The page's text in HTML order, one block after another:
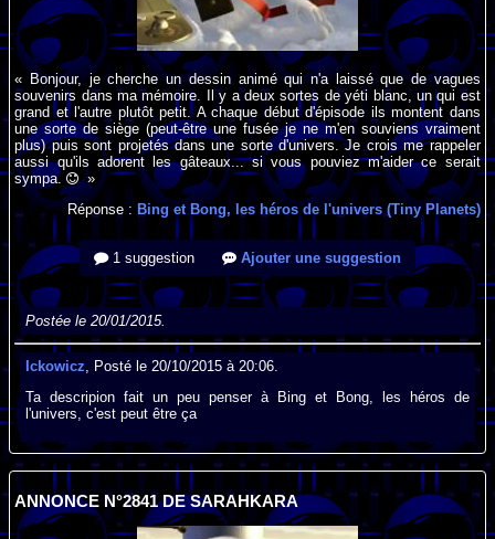
« Bonjour, je cherche un dessin animé qui n'a laissé que de vagues
souvenirs dans ma mémoire. Il y a deux sortes de yéti blanc, un qui est
grand et l'autre plutôt petit. A chaque début d'épisode ils montent dans
une sorte de siège (peut-être une fusée je ne m'en souviens vraiment
plus) puis sont projetés dans une sorte d'univers. Je crois me rappeler
aussi qu'ils adorent les gâteaux... si vous pouviez m'aider ce serait
sympa.
»
Réponse : Bing et Bong, les héros de l'univers (Tiny Planets)
1 suggestion Ajouter une suggestion
Postée le 20/01/2015.
Ickowicz , Posté le 20/10/2015 à 20:06.
Ta descripion fait un peu penser à Bing et Bong, les héros de
l'univers, c'est peut être ça
ANNONCE N°2841 DE SARAHKARA